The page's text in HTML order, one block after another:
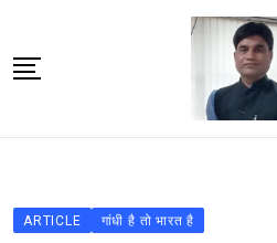
content
Article
ARTICLE गांधी है तो भारत है